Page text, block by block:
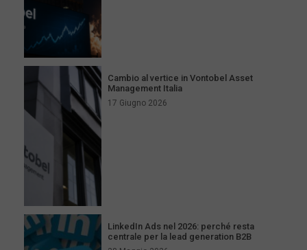
Cambio al vertice in Vontobel Asset
Management Italia
17 Giugno 2026
LinkedIn Ads nel 2026: perché resta
centrale per la lead generation B2B